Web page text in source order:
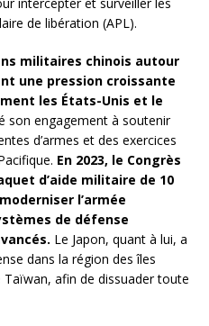
de libération (APL).
militaires chinois autour
une pression croissante
les États-Unis et le
son engagement à soutenir
d’armes et des exercices
En 2023, le Congrès
d’aide militaire de 10
l’armée
de défense
Le Japon, quant à lui, a
dans la région des îles
afin de dissuader toute